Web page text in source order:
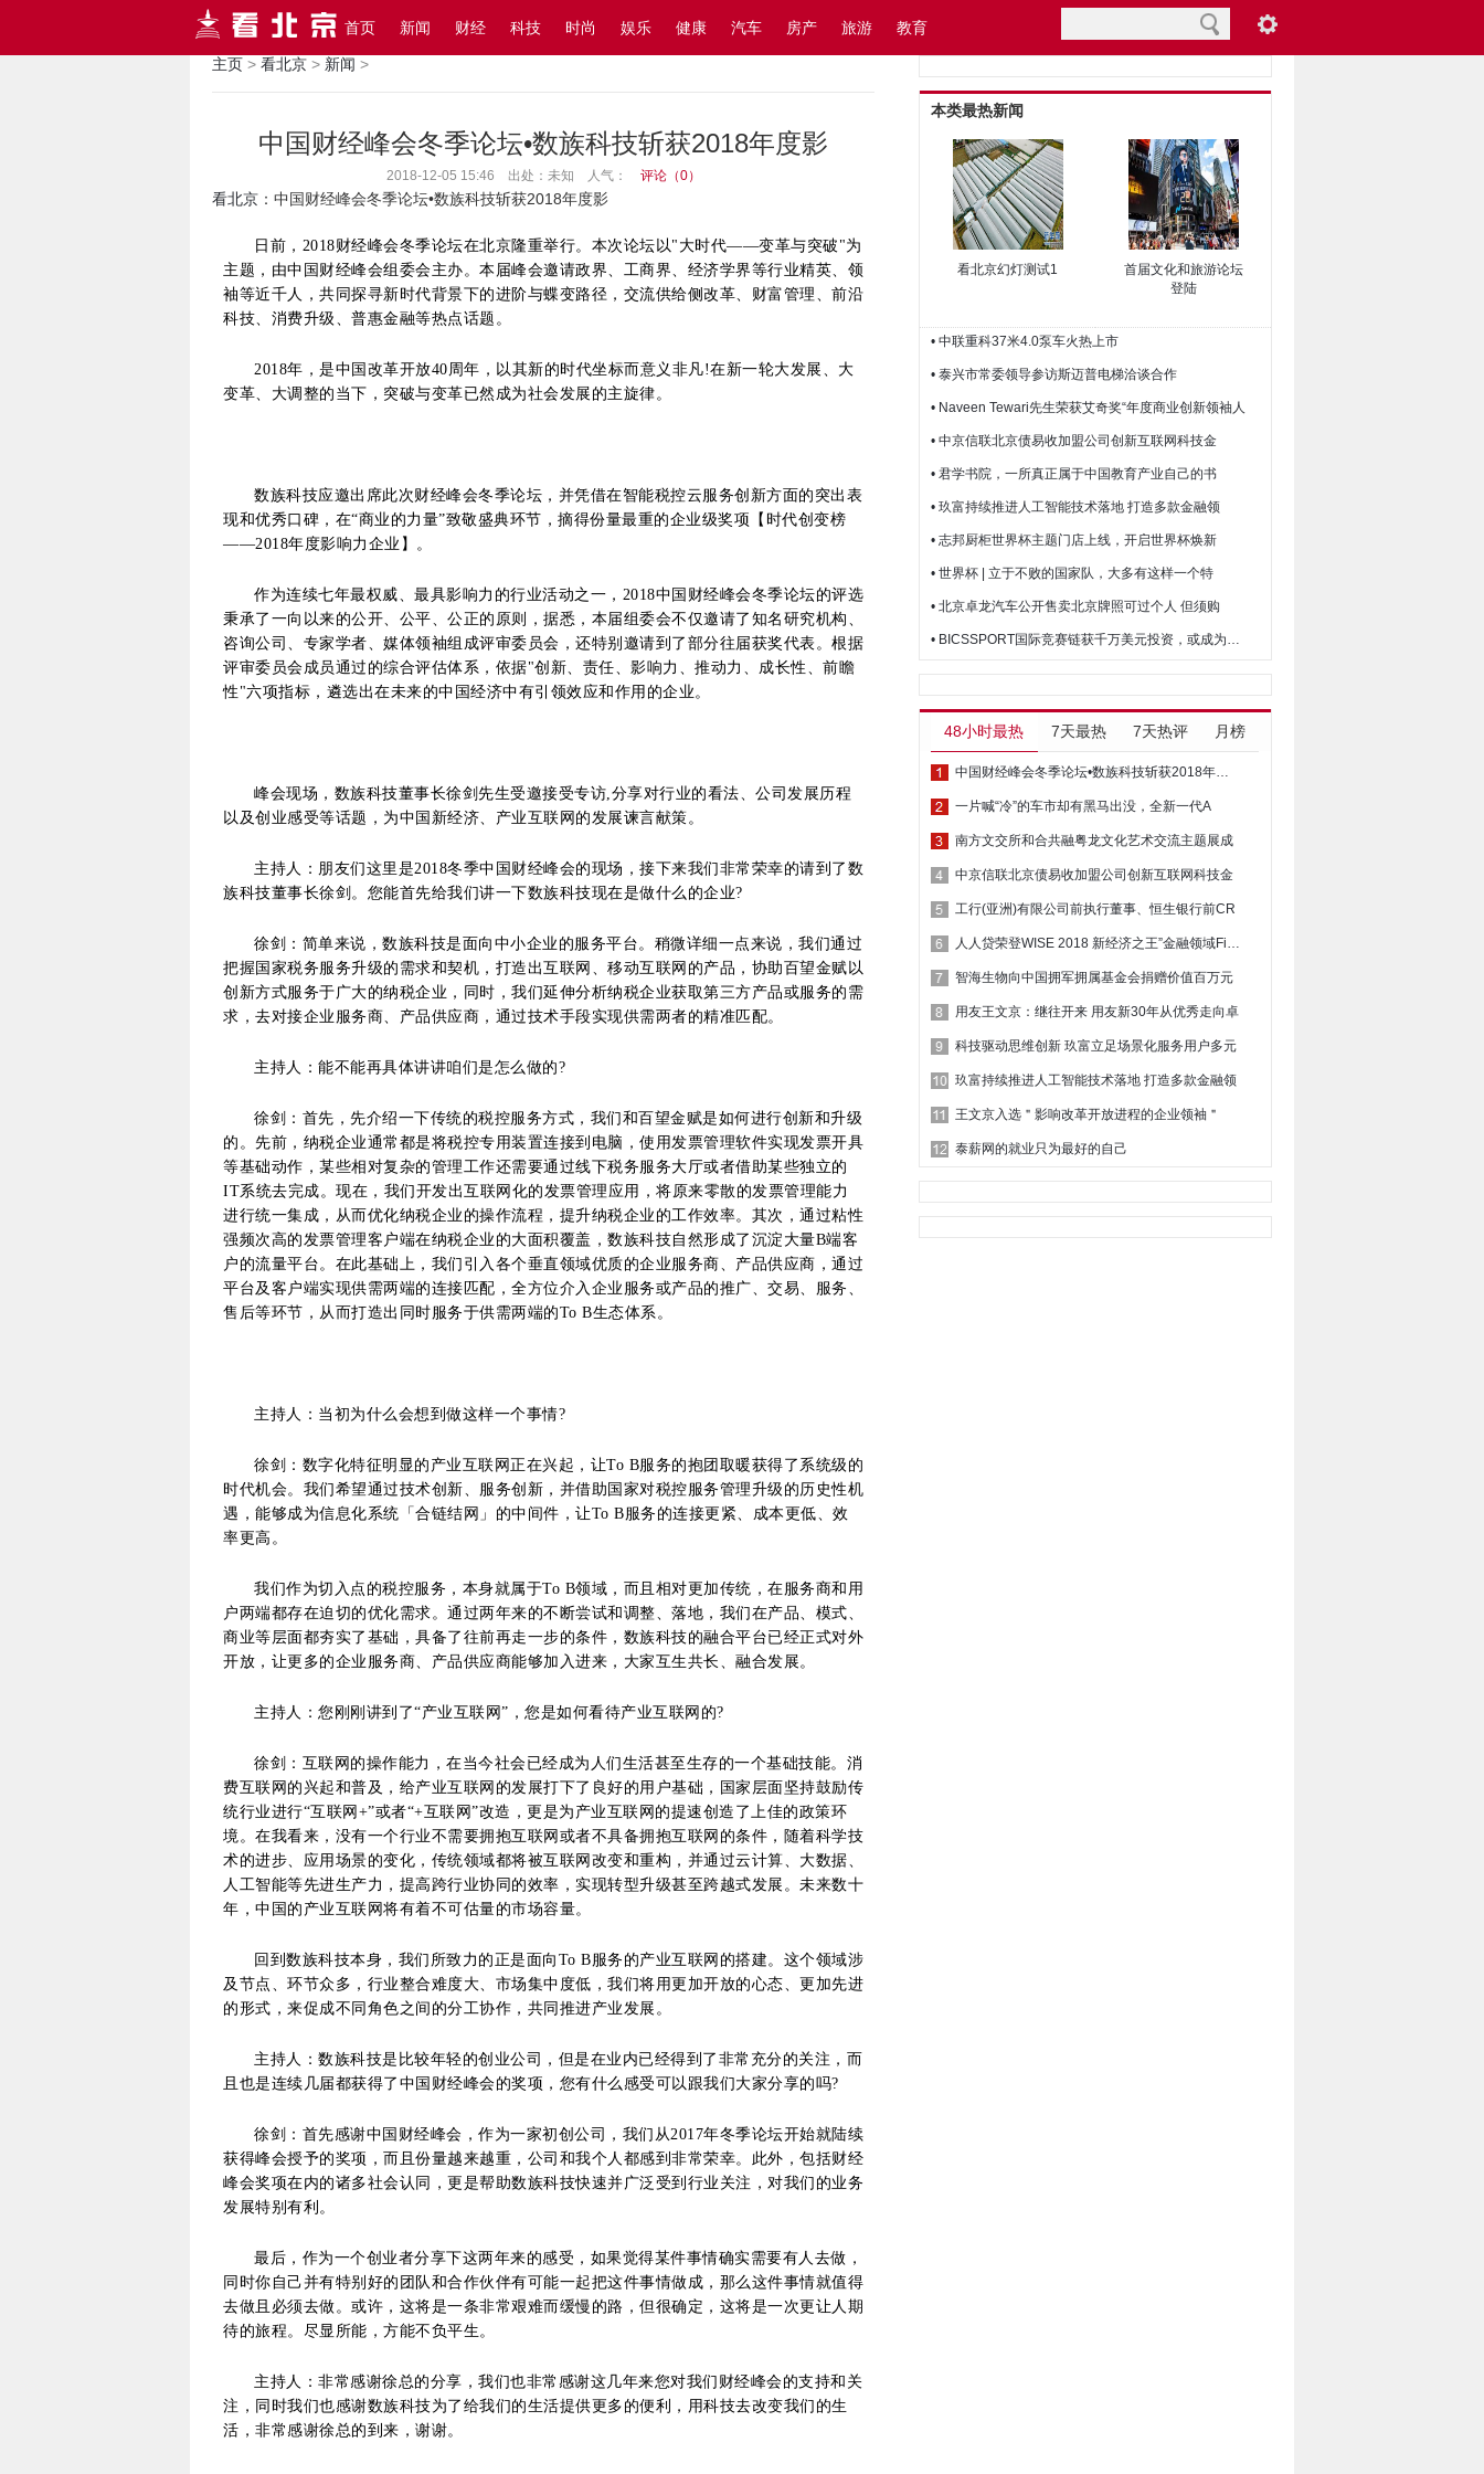
首页 新闻 财经 科技 时尚 娱乐 健康 汽车 房产 旅游 教育
搜索 阅读设置
主页 > 看北京 > 新闻 >
中国财经峰会冬季论坛•数族科技斩获2018年度影
2018-12-05 15:46 出处：未知 人气： 评论（0）
看北京 ：中国财经峰会冬季论坛•数族科技斩获2018年度影
日前，2018财经峰会冬季论坛在北京隆重举行。本次论坛以"大时代——变革与突破"为
主题，由中国财经峰会组委会主办。本届峰会邀请政界、工商界、经济学界等行业精英、领
袖等近千人，共同探寻新时代背景下的进阶与蝶变路径，交流供给侧改革、财富管理、前沿
科技、消费升级、普惠金融等热点话题。
2018年，是中国改革开放40周年，以其新的时代坐标而意义非凡!在新一轮大发展、大
变革、大调整的当下，突破与变革已然成为社会发展的主旋律。
数族科技应邀出席此次财经峰会冬季论坛，并凭借在智能税控云服务创新方面的突出表
现和优秀口碑，在“商业的力量”致敬盛典环节，摘得份量最重的企业级奖项【时代创变榜
——2018年度影响力企业】。
作为连续七年最权威、最具影响力的行业活动之一，2018中国财经峰会冬季论坛的评选
秉承了一向以来的公开、公平、公正的原则，据悉，本届组委会不仅邀请了知名研究机构、
咨询公司、专家学者、媒体领袖组成评审委员会，还特别邀请到了部分往届获奖代表。根据
评审委员会成员通过的综合评估体系，依据"创新、责任、影响力、推动力、成长性、前瞻
性"六项指标，遴选出在未来的中国经济中有引领效应和作用的企业。
峰会现场，数族科技董事长徐剑先生受邀接受专访,分享对行业的看法、公司发展历程
以及创业感受等话题，为中国新经济、产业互联网的发展谏言献策。
主持人：朋友们这里是2018冬季中国财经峰会的现场，接下来我们非常荣幸的请到了数
族科技董事长徐剑。您能首先给我们讲一下数族科技现在是做什么的企业?
徐剑：简单来说，数族科技是面向中小企业的服务平台。稍微详细一点来说，我们通过
把握国家税务服务升级的需求和契机，打造出互联网、移动互联网的产品，协助百望金赋以
创新方式服务于广大的纳税企业，同时，我们延伸分析纳税企业获取第三方产品或服务的需
求，去对接企业服务商、产品供应商，通过技术手段实现供需两者的精准匹配。
主持人：能不能再具体讲讲咱们是怎么做的?
徐剑：首先，先介绍一下传统的税控服务方式，我们和百望金赋是如何进行创新和升级
的。先前，纳税企业通常都是将税控专用装置连接到电脑，使用发票管理软件实现发票开具
等基础动作，某些相对复杂的管理工作还需要通过线下税务服务大厅或者借助某些独立的
IT系统去完成。现在，我们开发出互联网化的发票管理应用，将原来零散的发票管理能力
进行统一集成，从而优化纳税企业的操作流程，提升纳税企业的工作效率。其次，通过粘性
强频次高的发票管理客户端在纳税企业的大面积覆盖，数族科技自然形成了沉淀大量B端客
户的流量平台。在此基础上，我们引入各个垂直领域优质的企业服务商、产品供应商，通过
平台及客户端实现供需两端的连接匹配，全方位介入企业服务或产品的推广、交易、服务、
售后等环节，从而打造出同时服务于供需两端的To B生态体系。
主持人：当初为什么会想到做这样一个事情?
徐剑：数字化特征明显的产业互联网正在兴起，让To B服务的抱团取暖获得了系统级的
时代机会。我们希望通过技术创新、服务创新，并借助国家对税控服务管理升级的历史性机
遇，能够成为信息化系统「合链结网」的中间件，让To B服务的连接更紧、成本更低、效
率更高。
我们作为切入点的税控服务，本身就属于To B领域，而且相对更加传统，在服务商和用
户两端都存在迫切的优化需求。通过两年来的不断尝试和调整、落地，我们在产品、模式、
商业等层面都夯实了基础，具备了往前再走一步的条件，数族科技的融合平台已经正式对外
开放，让更多的企业服务商、产品供应商能够加入进来，大家互生共长、融合发展。
主持人：您刚刚讲到了“产业互联网”，您是如何看待产业互联网的?
徐剑：互联网的操作能力，在当今社会已经成为人们生活甚至生存的一个基础技能。消
费互联网的兴起和普及，给产业互联网的发展打下了良好的用户基础，国家层面坚持鼓励传
统行业进行“互联网+”或者“+互联网”改造，更是为产业互联网的提速创造了上佳的政策环
境。在我看来，没有一个行业不需要拥抱互联网或者不具备拥抱互联网的条件，随着科学技
术的进步、应用场景的变化，传统领域都将被互联网改变和重构，并通过云计算、大数据、
人工智能等先进生产力，提高跨行业协同的效率，实现转型升级甚至跨越式发展。未来数十
年，中国的产业互联网将有着不可估量的市场容量。
回到数族科技本身，我们所致力的正是面向To B服务的产业互联网的搭建。这个领域涉
及节点、环节众多，行业整合难度大、市场集中度低，我们将用更加开放的心态、更加先进
的形式，来促成不同角色之间的分工协作，共同推进产业发展。
主持人：数族科技是比较年轻的创业公司，但是在业内已经得到了非常充分的关注，而
且也是连续几届都获得了中国财经峰会的奖项，您有什么感受可以跟我们大家分享的吗?
徐剑：首先感谢中国财经峰会，作为一家初创公司，我们从2017年冬季论坛开始就陆续
获得峰会授予的奖项，而且份量越来越重，公司和我个人都感到非常荣幸。此外，包括财经
峰会奖项在内的诸多社会认同，更是帮助数族科技快速并广泛受到行业关注，对我们的业务
发展特别有利。
最后，作为一个创业者分享下这两年来的感受，如果觉得某件事情确实需要有人去做，
同时你自己并有特别好的团队和合作伙伴有可能一起把这件事情做成，那么这件事情就值得
去做且必须去做。或许，这将是一条非常艰难而缓慢的路，但很确定，这将是一次更让人期
待的旅程。尽显所能，方能不负平生。
主持人：非常感谢徐总的分享，我们也非常感谢这几年来您对我们财经峰会的支持和关
注，同时我们也感谢数族科技为了给我们的生活提供更多的便利，用科技去改变我们的生
活，非常感谢徐总的到来，谢谢。
本类最热新闻
看北京幻灯测试1
首届文化和旅游论坛
登陆
• 中联重科37米4.0泵车火热上市
• 泰兴市常委领导参访斯迈普电梯洽谈合作
• Naveen Tewari先生荣获艾奇奖“年度商业创新领袖人
• 中京信联北京债易收加盟公司创新互联网科技金
• 君学书院，一所真正属于中国教育产业自己的书
• 玖富持续推进人工智能技术落地 打造多款金融领
• 志邦厨柜世界杯主题门店上线，开启世界杯焕新
• 世界杯 | 立于不败的国家队，大多有这样一个特
• 北京卓龙汽车公开售卖北京牌照可过个人 但须购
• BICSSPORT国际竞赛链获千万美元投资，或成为为区
48小时最热 7天最热 7天热评 月榜
中国财经峰会冬季论坛•数族科技斩获2018年度影
一片喊“冷”的车市却有黑马出没，全新一代A
南方文交所和合共融粤龙文化艺术交流主题展成
中京信联北京债易收加盟公司创新互联网科技金
工行(亚洲)有限公司前执行董事、恒生银行前CR
人人贷荣登WISE 2018 新经济之王”金融领域Fintec
智海生物向中国拥军拥属基金会捐赠价值百万元
用友王文京：继往开来 用友新30年从优秀走向卓
科技驱动思维创新 玖富立足场景化服务用户多元
玖富持续推进人工智能技术落地 打造多款金融领
王文京入选＂影响改革开放进程的企业领袖＂
泰薪网的就业只为最好的自己